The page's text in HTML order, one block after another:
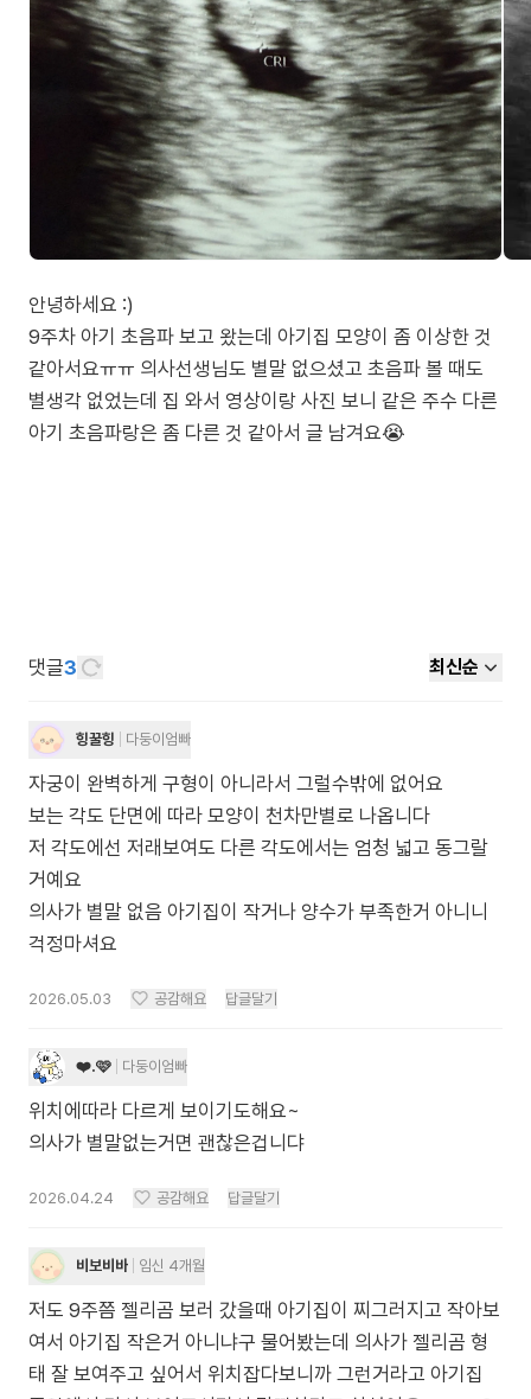
안녕하세요 :)
9주차 아기 초음파 보고 왔는데 아기집 모양이 좀 이상한 것
같아서요ㅠㅠ 의사선생님도 별말 없으셨고 초음파 볼 때도
별생각 없었는데 집 와서 영상이랑 사진 보니 같은 주수 다른
아기 초음파랑은 좀 다른 것 같아서 글 남겨요😭
댓글3 최신순
힝꿀힝 다둥이엄빠
자궁이 완벽하게 구형이 아니라서 그럴수밖에 없어요
보는 각도 단면에 따라 모양이 천차만별로 나옵니다
저 각도에선 저래보여도 다른 각도에서는 엄청 넓고 동그랄
거예요
의사가 별말 없음 아기집이 작거나 양수가 부족한거 아니니
걱정마셔요
2026.05.03 공감해요 답글달기
❤️.🩷 다둥이엄빠
위치에따라 다르게 보이기도해요~
의사가 별말없는거면 괜찮은겁니댜
2026.04.24 공감해요 답글달기
비보비바 임신 4개월
저도 9주쯤 젤리곰 보러 갔을때 아기집이 찌그러지고 작아보
여서 아기집 작은거 아니냐구 물어봤는데 의사가 젤리곰 형
태 잘 보여주고 싶어서 위치잡다보니까 그런거라고 아기집